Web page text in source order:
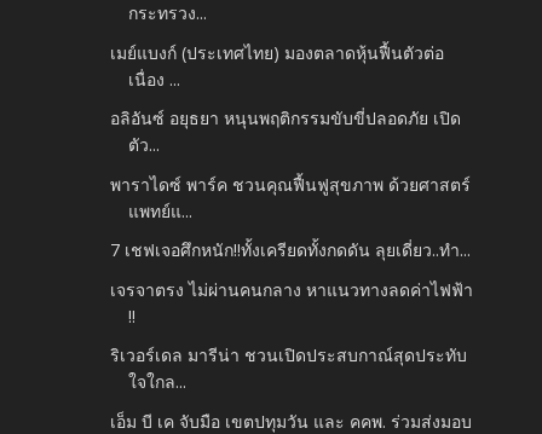
กระทรวง...
เมย์แบงก์ (ประเทศไทย) มองตลาดหุ้นฟื้นตัวต่อ
เนื่อง ...
อลิอันซ์ อยุธยา หนุนพฤติกรรมขับขี่ปลอดภัย เปิด
ตัว...
พาราไดซ์ พาร์ค ชวนคุณฟื้นฟูสุขภาพ ด้วยศาสตร์
แพทย์แ...
7 เชฟเจอศึกหนัก!!ทั้งเครียดทั้งกดดัน ลุยเดี่ยว..ทำ...
เจรจาตรง ไม่ผ่านคนกลาง หาแนวทางลดค่าไฟฟ้า
!!
ริเวอร์เดล มารีน่า ชวนเปิดประสบกาณ์สุดประทับ
ใจใกล...
เอ็ม บี เค จับมือ เขตปทุมวัน และ คคพ. ร่วมส่งมอบ